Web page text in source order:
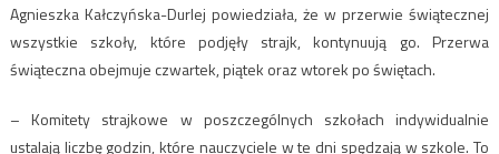
Agnieszka Kałczyńska-Durlej powiedziała, że w przerwie świątecznej
wszystkie szkoły, które podjęły strajk, kontynuują go. Przerwa
świąteczna obejmuje czwartek, piątek oraz wtorek po świętach.
– Komitety strajkowe w poszczególnych szkołach indywidualnie
ustalają liczbę godzin, które nauczyciele w te dni spędzają w szkole. To